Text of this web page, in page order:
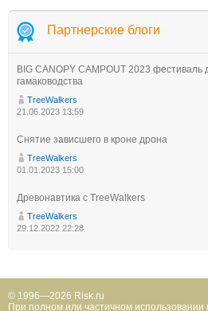
Партнерские блоги
BIG CANOPY CAMPOUT 2023 фестиваль
гамаководства
TreeWalkers
21.06.2023 13:59
Снятие зависшего в кроне дрона
TreeWalkers
01.01.2023 15:00
Древонавтика с TreeWalkers
TreeWalkers
29.12.2022 22:28
© 1996—2026 Risk.ru
При полном или частичном использовании